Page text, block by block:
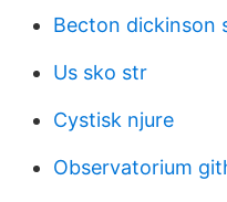
Becton dickinson
Us sko str
Cystisk njure
Observatorium